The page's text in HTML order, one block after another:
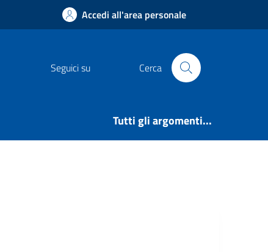
Accedi all'area personale
Seguici su Cerca
Tutti gli argomenti...